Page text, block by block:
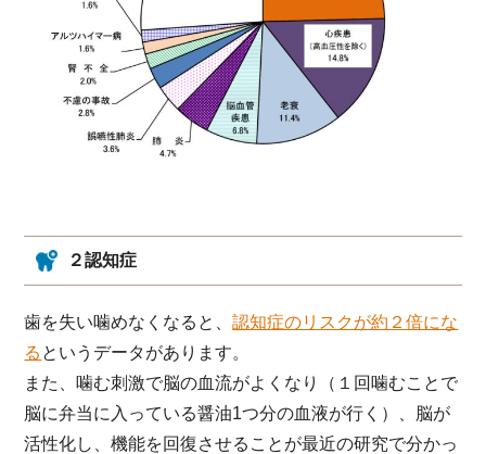
２認知症
歯を失い噛めなくなると、認知症のリスクが約２倍にな
る というデータがあります。
また、噛む刺激で脳の血流がよくなり（１回噛むことで
脳に弁当に入っている醤油1つ分の血液が行く）、脳が
活性化し、機能を回復させることが最近の研究で分かっ